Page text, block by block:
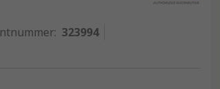
: 323994